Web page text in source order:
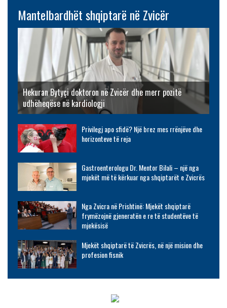
Mantelbardhët shqiptarë në Zvicër
Hekuran Bytyçi doktoron në Zvicër dhe merr pozitë
udhëheqëse në kardiologji
Privilegj apo sfidë? Një brez mes rrënjëve dhe
horizonteve të reja
Gastroenterologu Dr. Mentor Bilali – një nga
mjekët më të kërkuar nga shqiptarët e Zvicrës
Nga Zvicra në Prishtinë: Mjekët shqiptarë
frymëzojnë gjeneratën e re të studentëve të
mjekësisë
Mjekët shqiptarë të Zvicrës, në një mision dhe
profesion fisnik